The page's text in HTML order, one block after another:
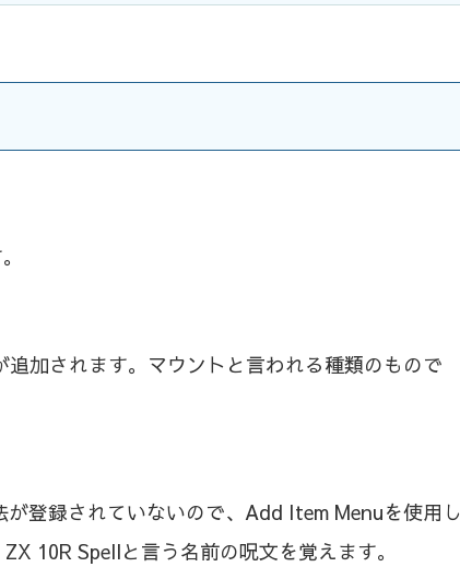
加されます。マウントと言われる種類のもので
登録されていないので、Add Item Menuを使用し
10R Spellと言う名前の呪文を覚えます。